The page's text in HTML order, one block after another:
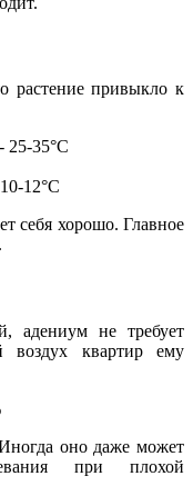
растение привыкло к
25-35°C
12°C
себя хорошо. Главное
адениум не требует
воздух квартир ему
оно даже может
при плохой